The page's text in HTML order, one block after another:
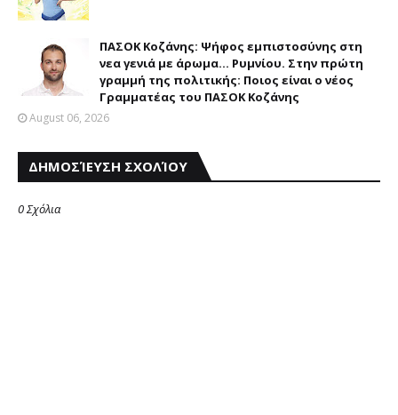
ΠΑΣΟΚ Κοζάνης: Ψήφος εμπιστοσύνης στη
νεα γενιά με άρωμα... Ρυμνίου. Στην πρώτη
γραμμή της πολιτικής: Ποιος είναι ο νέος
Γραμματέας του ΠΑΣΟΚ Κοζάνης
August 06, 2026
ΔΗΜΟΣΊΕΥΣΗ ΣΧΟΛΊΟΥ
0 Σχόλια